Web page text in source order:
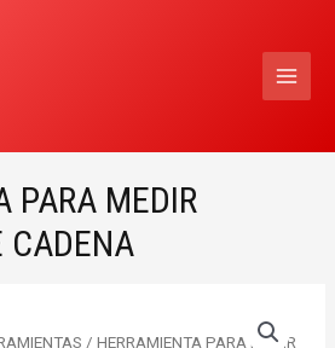
PARA MEDIR
CADENA
/ HERRAMIENTA PARA MEDIR